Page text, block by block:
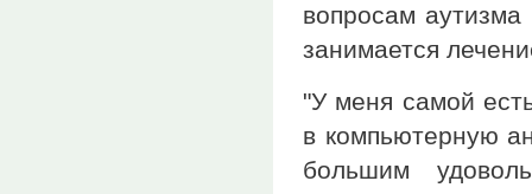
вопросам аутизма
занимается
"У меня самой
в компьютерную
большим